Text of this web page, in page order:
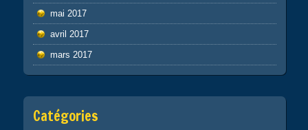
mai 2017
avril 2017
mars 2017
Catégories